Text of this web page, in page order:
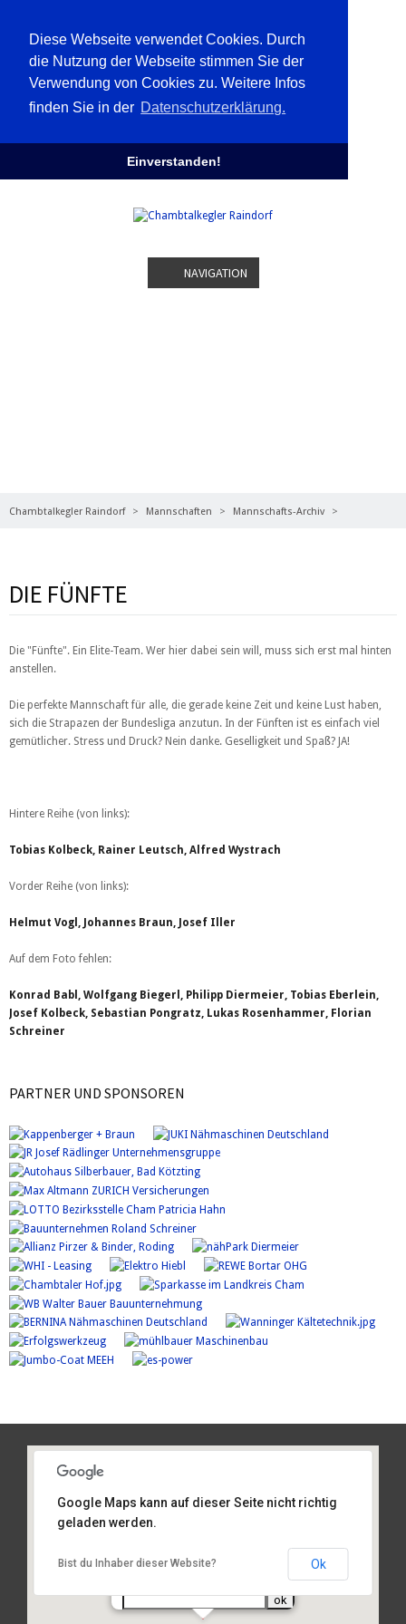
Diese Webseite verwendet Cookies. Durch
die Nutzung der Webseite stimmen Sie der
Verwendung von Cookies zu. Weitere Infos
finden Sie in der Datenschutzerklärung.
Einverstanden!
NAVIGATION
Chambtalkegler Raindorf Mannschaften Mannschafts-Archiv
DIE FÜNFTE
Die "Fünfte". Ein Elite-Team. Wer hier dabei sein will, muss sich erst mal hinten
anstellen.
Die perfekte Mannschaft für alle, die gerade keine Zeit und keine Lust haben,
sich die Strapazen der Bundesliga anzutun. In der Fünften ist es einfach viel
gemütlicher. Stress und Druck? Nein danke. Geselligkeit und Spaß? JA!
Hintere Reihe (von links):
Tobias Kolbeck, Rainer Leutsch, Alfred Wystrach
Vorder Reihe (von links):
Helmut Vogl, Johannes Braun, Josef Iller
Auf dem Foto fehlen:
Konrad Babl, Wolfgang Biegerl, Philipp Diermeier, Tobias Eberlein,
Josef Kolbeck, Sebastian Pongratz, Lukas Rosenhammer, Florian
Schreiner
PARTNER UND SPONSOREN
Am Sportplatz 2, 93486 Runding
von Ihrer Adresse:
Google Maps kann auf dieser Seite nicht richtig
geladen werden.
Bist du Inhaber dieser Website? Ok